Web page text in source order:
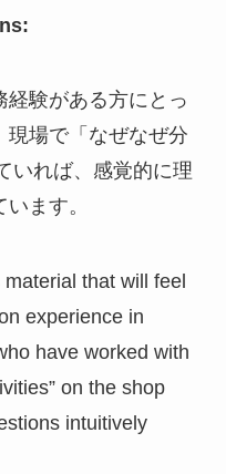
験がある方にとっ
現場で「なぜなぜ分
いれば、感覚的に理
ます。
that will feel
experience in
have worked with
on the shop
intuitively